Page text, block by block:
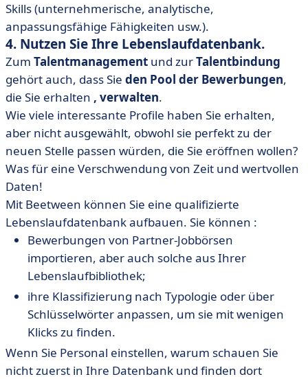
Skills (unternehmerische, analytische,
anpassungsfähige Fähigkeiten usw.).
4. Nutzen Sie Ihre Lebenslaufdatenbank.
Zum Talentmanagement und zurTalentbindung
gehört auch, dass Sie den Pool der Bewerbungen,
die Sie erhalten , verwalten.
Wie viele interessante Profile haben Sie erhalten,
aber nicht ausgewählt, obwohl sie perfekt zu der
neuen Stelle passen würden, die Sie eröffnen wollen?
Was für eine Verschwendung von Zeit und wertvollen
Daten!
Mit Beetween können Sie eine qualifizierte
Lebenslaufdatenbank aufbauen. Sie können :
Bewerbungen von Partner-Jobbörsen
importieren, aber auch solche aus Ihrer
Lebenslaufbibliothek;
ihre Klassifizierung nach Typologie oder über
Schlüsselwörter anpassen, um sie mit wenigen
Klicks zu finden.
Wenn Sie Personal einstellen, warum schauen Sie
nicht zuerst in Ihre Datenbank und finden dort